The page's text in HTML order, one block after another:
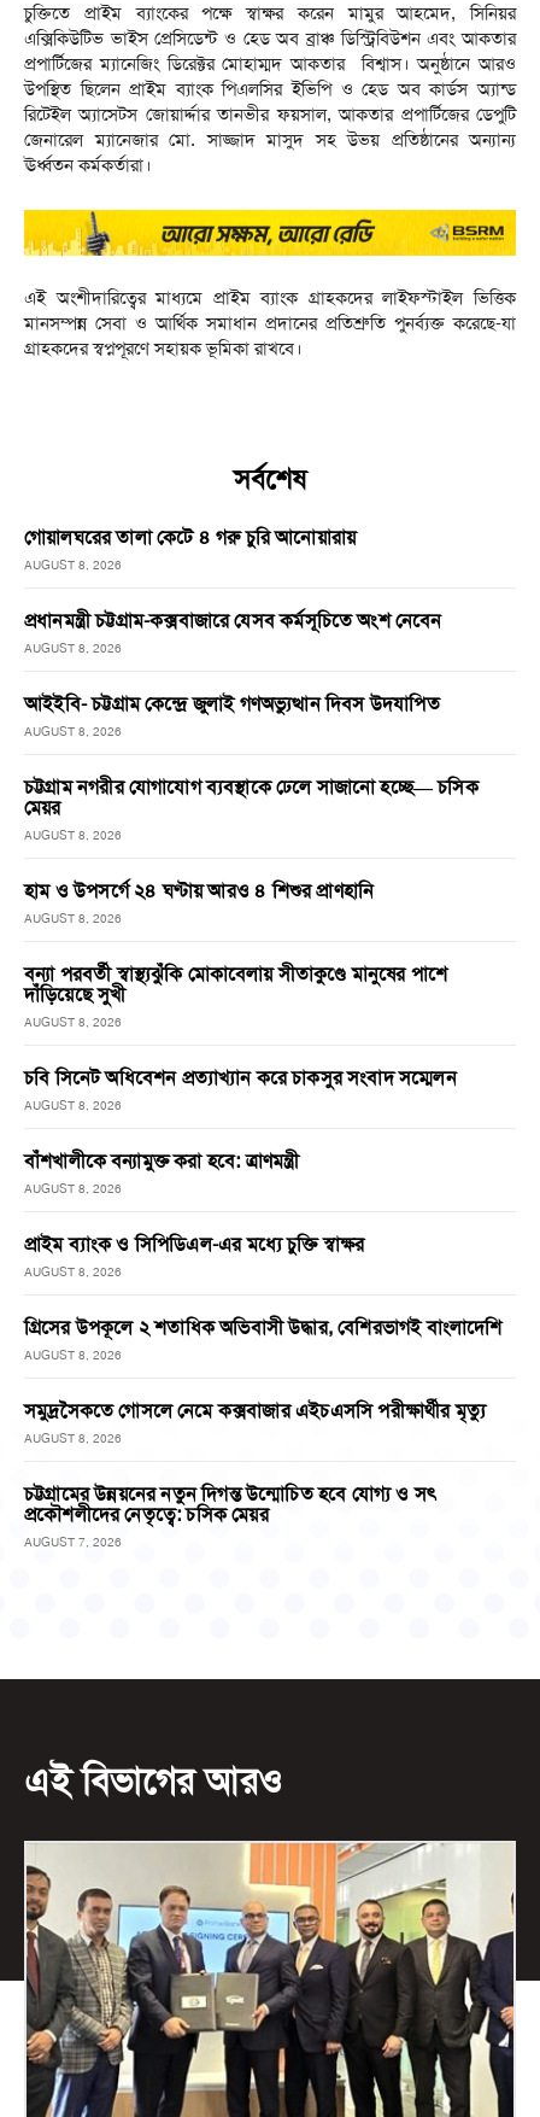
চুক্তিতে প্রাইম ব্যাংকের পক্ষে স্বাক্ষর করেন মামুর আহমেদ, সিনিয়র
এক্সিকিউটিভ ভাইস প্রেসিডেন্ট ও হেড অব ব্রাঞ্চ ডিস্ট্রিবিউশন এবং আকতার
প্রপার্টিজের ম্যানেজিং ডিরেক্টর মোহাম্মদ আকতার বিশ্বাস। অনুষ্ঠানে আরও
উপস্থিত ছিলেন প্রাইম ব্যাংক পিএলসির ইভিপি ও হেড অব কার্ডস অ্যান্ড
রিটেইল অ্যাসেটস জোয়ার্দ্দার তানভীর ফয়সাল, আকতার প্রপার্টিজের ডেপুটি
জেনারেল ম্যানেজার মো. সাজ্জাদ মাসুদ সহ উভয় প্রতিষ্ঠানের অন্যান্য
ঊর্ধ্বতন কর্মকর্তারা।
এই অংশীদারিত্বের মাধ্যমে প্রাইম ব্যাংক গ্রাহকদের লাইফস্টাইল ভিত্তিক
মানসম্পন্ন সেবা ও আর্থিক সমাধান প্রদানের প্রতিশ্রুতি পুনর্ব্যক্ত করেছে-যা
গ্রাহকদের স্বপ্নপূরণে সহায়ক ভূমিকা রাখবে।
সর্বশেষ
গোয়ালঘরের তালা কেটে ৪ গরু চুরি আনোয়ারায়
AUGUST 8, 2026
প্রধানমন্ত্রী চট্টগ্রাম-কক্সবাজারে যেসব কর্মসূচিতে অংশ নেবেন
AUGUST 8, 2026
আইইবি- চট্টগ্রাম কেন্দ্রে জুলাই গণঅভ্যুত্থান দিবস উদযাপিত
AUGUST 8, 2026
চট্টগ্রাম নগরীর যোগাযোগ ব্যবস্থাকে ঢেলে সাজানো হচ্ছে— চসিক
মেয়র
AUGUST 8, 2026
হাম ও উপসর্গে ২৪ ঘণ্টায় আরও ৪ শিশুর প্রাণহানি
AUGUST 8, 2026
বন্যা পরবর্তী স্বাস্থ্যঝুঁকি মোকাবেলায় সীতাকুণ্ডে মানুষের পাশে
দাঁড়িয়েছে সুখী
AUGUST 8, 2026
চবি সিনেট অধিবেশন প্রত্যাখ্যান করে চাকসুর সংবাদ সম্মেলন
AUGUST 8, 2026
বাঁশখালীকে বন্যামুক্ত করা হবে: ত্রাণমন্ত্রী
AUGUST 8, 2026
প্রাইম ব্যাংক ও সিপিডিএল-এর মধ্যে চুক্তি স্বাক্ষর
AUGUST 8, 2026
গ্রিসের উপকূলে ২ শতাধিক অভিবাসী উদ্ধার, বেশিরভাগই বাংলাদেশি
AUGUST 8, 2026
সমুদ্রসৈকতে গোসলে নেমে কক্সবাজার এইচএসসি পরীক্ষার্থীর মৃত্যু
AUGUST 8, 2026
চট্টগ্রামের উন্নয়নের নতুন দিগন্ত উন্মোচিত হবে যোগ্য ও সৎ
প্রকৌশলীদের নেতৃত্বে: চসিক মেয়র
AUGUST 7, 2026
এই বিভাগের আরও